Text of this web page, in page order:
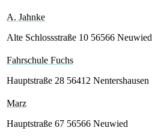
A. Jahnke
Alte Schlossstraße 10 56566 Neuwied
Fahrschule Fuchs
Hauptstraße 28 56412 Nentershausen
Marz
Hauptstraße 67 56566 Neuwied